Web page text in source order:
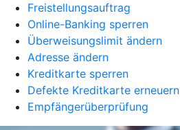
Freistellungsauftrag
Online-Banking sperren
Überweisungslimit ändern
Adresse ändern
Kreditkarte sperren
Defekte Kreditkarte erneuern
Empfängerüberprüfung